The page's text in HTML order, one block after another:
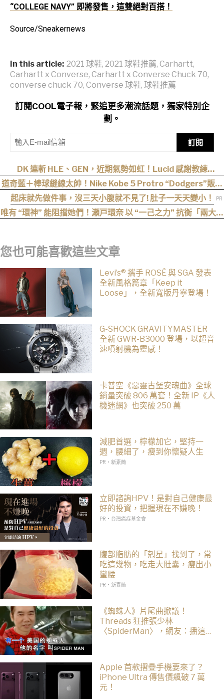
“COLLEGE NAVY” 即將發售，這雙絕對百搭！
Source/Sneakernews
In this article: 2021 球鞋, 2021 球鞋推薦, Carhartt,
Carhartt x Converse, Carhartt x Converse Chuck 70,
converse chuck 70, Converse 球鞋, 球鞋推薦
訂閱COOL電子報，緊追更多潮流話題，獨家特別企
劃。
訂閱
DK 連斬 HLE、GEN，近期氣勢如虹！Lucid 感謝教練
cvMax：多虧監督大量人身攻擊、冷嘲熱諷
道奇藍＋棒球縫線太帥！Nike Kobe 5 Protro “Dodgers”販售
資訊釋出
起床就先做件事，沒三天小腹就不見了! 肚子一天天變小！
唯有 “環神” 能阻擋她們！瀬戸環奈 以 “一己之力” 抗衡「兩大最
您也可能喜歡這些文章
Levi’s® 攜手 ROSÉ 與 SGA 發表
全新風格篇章「Keep it
Loose」，全新寬版丹寧登場！
G-SHOCK GRAVITYMASTER
全新 GWR-B3000 登場，以超音
速噴射機為靈感！
卡普空《惡靈古堡安魂曲》全球
銷量突破 806 萬套！全新 IP《人
機迷網》也突破 250 萬
減肥首選，檸檬加它，堅持一
週，腰細了，瘦到你懷疑人生
PR・新素簡
立即諮詢HPV！是對自己健康最
好的投資，把握現在不嫌晚！
PR・台灣癌症基金會
腹部脂肪的「剋星」找到了，常
吃這幾物，吃走大肚囊，瘦出小
蠻腰
PR・新素簡
《蜘蛛人》片尾曲掀議！
Threads 狂推張少林
〈SpiderMan〉，網友：播這個
Apple 首款摺疊手機要來了？
iPhone Ultra 傳售價飆破 7 萬
元！